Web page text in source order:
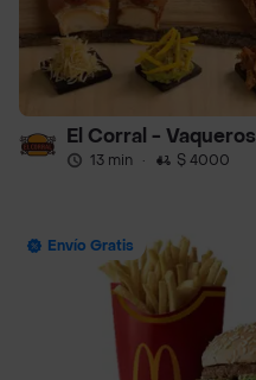
El Corral - Vaqueros
13 min · $ 4000
Envío Gratis